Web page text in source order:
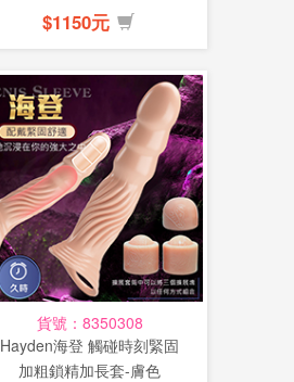
式...
$1150元
貨號：8350308
Hayden海登 觸碰時刻緊固
加粗鎖精加長套-膚色